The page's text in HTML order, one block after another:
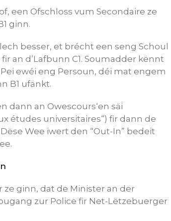
een Ofschloss vum Secondaire ze
ginn.
besser, et brécht een seng Schoul
an d’Lafbunn C1. Soumadder kënnt
ewéi eng Persoun, déi mat engem
B1 ufänkt.
dann an Owescours‘en säi
études universitaires“) fir dann de
Wee iwert den “Out-In” bedeit
ze ginn, dat de Minister an der
zur Police fir Net-Lëtzebuerger